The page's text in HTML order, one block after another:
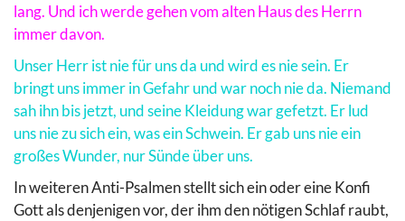
lang. Und ich werde gehen vom alten Haus des Herrn
immer davon.
Unser Herr ist nie für uns da und wird es nie sein. Er
bringt uns immer in Gefahr und war noch nie da. Niemand
sah ihn bis jetzt, und seine Kleidung war gefetzt. Er lud
uns nie zu sich ein, was ein Schwein. Er gab uns nie ein
großes Wunder, nur Sünde über uns.
In weiteren Anti-Psalmen stellt sich ein oder eine Konfi
Gott als denjenigen vor, der ihm den nötigen Schlaf raubt,